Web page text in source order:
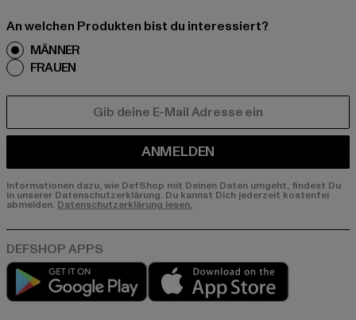
An welchen Produkten bist du interessiert?
MÄNNER
FRAUEN
ANMELDEN
Informationen dazu, wie DefShop mit Deinen Daten umgeht, findest Du
in unserer Datenschutzerklärung. Du kannst Dich jederzeit kostenfei
abmelden. Datenschutzerklärung lesen.
Play market
App store